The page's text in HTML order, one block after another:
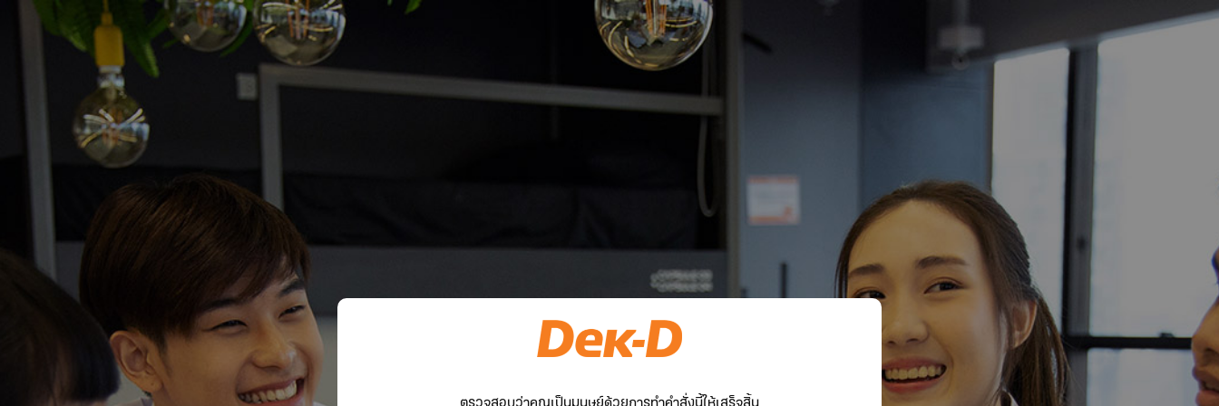
ตรวจสอบว่าคุณเป็นมนุษย์ด้วยการทำคำสั่งนี้ให้เสร็จสิ้น